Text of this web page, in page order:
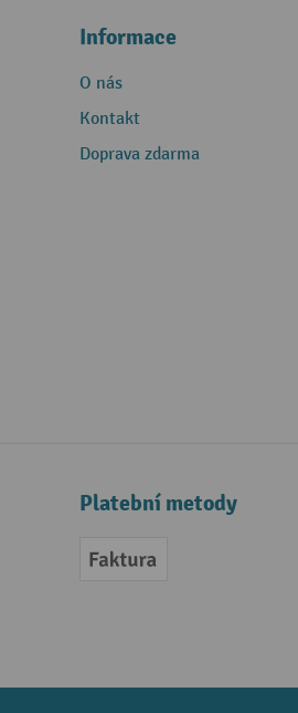
Informace
O nás
Kontakt
Doprava zdarma
Platební metody
Faktura